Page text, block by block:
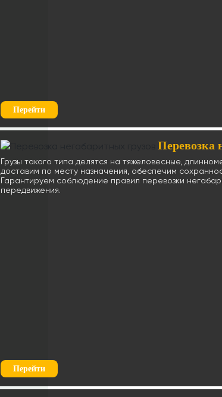
Перейти
Перевозка
Грузы такого типа делятся на тяжеловесные,
доставим по месту назначения, обеспечим
Гарантируем соблюдение правил перевозки
передвижения.
Перейти